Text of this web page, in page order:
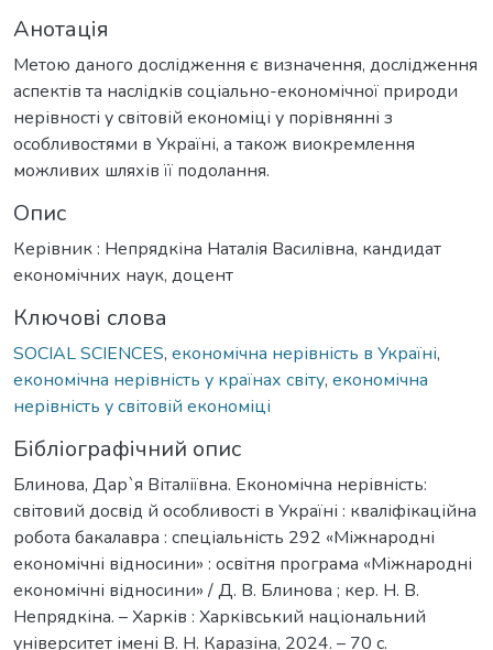
Анотація
Метою даного дослідження є визначення, дослідження
аспектів та наслідків соціально-економічної природи
нерівності у світовій економіці у порівнянні з
особливостями в Україні, а також виокремлення
можливих шляхів її подолання.
Опис
Керівник : Непрядкіна Наталія Василівна, кандидат
економічних наук, доцент
Ключові слова
SOCIAL SCIENCES, економічна нерівність в Україні,
економічна нерівність у країнах світу, економічна
нерівність у світовій економіці
Бібліографічний опис
Блинова, Дар`я Віталіївна. Економічна нерівність:
світовий досвід й особливості в Україні : кваліфікаційна
робота бакалавра : спеціальність 292 «Міжнародні
економічні відносини» : освітня програма «Міжнародні
економічні відносини» / Д. В. Блинова ; кер. Н. В.
Непрядкіна. – Харків : Харківський національний
університет імені В. Н. Каразіна, 2024. – 70 с.